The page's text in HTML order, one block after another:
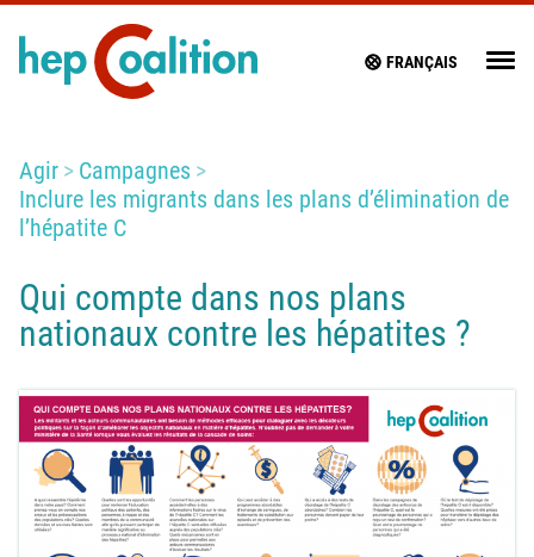
FRANÇAIS
Agir
Campagnes
Inclure les migrants dans les plans d’élimination de
l’hépatite C
Qui compte dans nos plans
nationaux contre les hépatites ?